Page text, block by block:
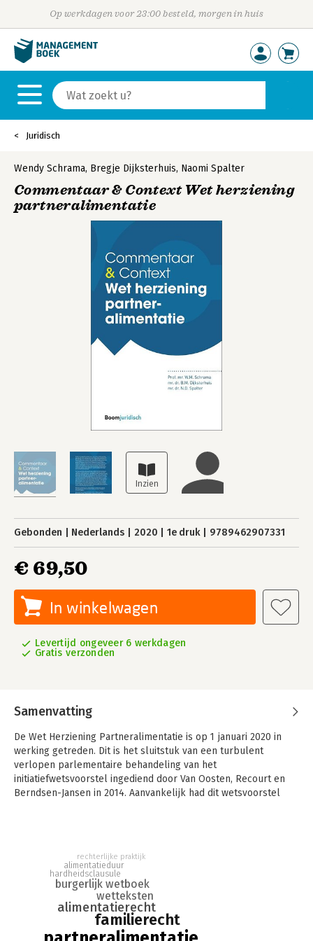
Op werkdagen voor 23:00 besteld, morgen in huis
Juridisch
Wendy Schrama, Bregje Dijksterhuis, Naomi Spalter
Commentaar & Context Wet herziening
partneralimentatie
Gebonden Nederlands 2020 1e druk 9789462907331
€ 69,50
In winkelwagen
Levertijd ongeveer 6 werkdagen
Gratis verzonden
Samenvatting
De Wet Herziening Partneralimentatie is op 1 januari 2020 in
werking getreden. Dit is het sluitstuk van een turbulent
verlopen parlementaire behandeling van het
initiatiefwetsvoorstel ingediend door Van Oosten, Recourt en
Berndsen-Jansen in 2014. Aanvankelijk had dit wetsvoorstel
wet met name op de verkorting van de alimentatieduur en de
uitzonderingen daarop. Daarnaast zijn na het eerste
wetsvoorstel nieuwe onderwerpen toegevoegd, zoals de
samenloopregeling en het aanhechten van
alimentatieberekeningen aan rechterlijke beschikkingen.
familierecht
alimentatierecht
wetteksten
burgerlijk wetboek
hardheidsclausule
alimentatieduur
rechterlijke praktijk